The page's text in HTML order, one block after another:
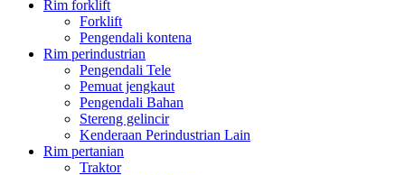
Rim forklift
Forklift
Pengendali kontena
Rim perindustrian
Pengendali Tele
Pemuat jengkaut
Pengendali Bahan
Stereng gelincir
Kenderaan Perindustrian Lain
Rim pertanian
Traktor